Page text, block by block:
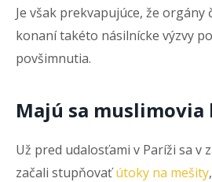
Je však prekvapujúce, že
konaní takéto násilnícke výzvy
povšimnutia.
Majú sa muslimovia
Už pred udalosťami v Paríži sa v
začali stupňovaťútoky na mešity